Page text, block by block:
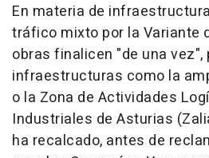
En materia de
tráfico mixto por la Variante
obras finalicen "de una vez",
infraestructuras como la
o la Zona de Actividades
Industriales de Asturias
ha recalcado, antes de